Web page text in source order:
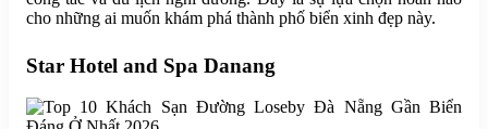
cho những ai muốn khám phá thành phố biển xinh đẹp này.
Star Hotel and Spa Danang